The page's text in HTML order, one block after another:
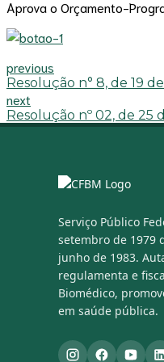
Aprova o Orçamento-
previous
Resolução n° 8, de 19
next
Resolução nº 02, de 25
Serviço Público
setembro de 1979
junho de 1983.
regulamenta e
Biomédico,
em saúde pública.